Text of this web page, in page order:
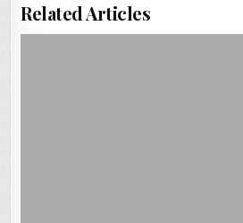
Related Articles